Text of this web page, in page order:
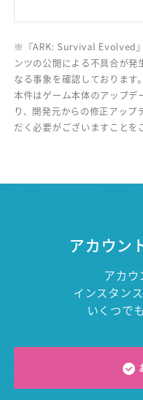
※『ARK: Survival Evolved
ンツの公開による不具合が発
なる事象を確認しております。
本件はゲーム本体のアップデ
り、開発元からの修正アッ
だく必要がございますことを
アカウン
アカウ
インスタン
いくつで